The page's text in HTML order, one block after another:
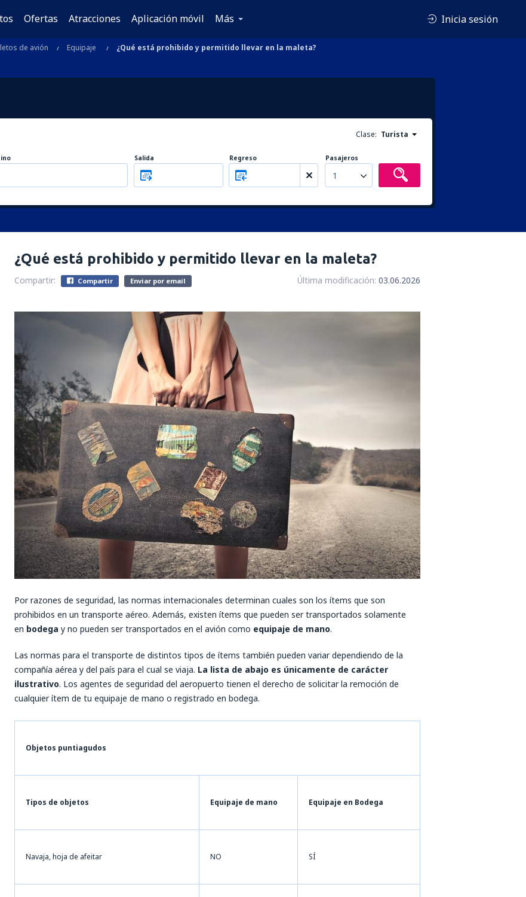
Ofertas Atracciones Aplicación móvil Más Inicia sesión
de avión Equipaje ¿Qué está prohibido y permitido llevar en la maleta?
Clase: Turista
Salida Regreso Pasajeros
1
¿Qué está prohibido y permitido llevar en la maleta?
Compartir: Compartir Enviar por email Última modificación: 03.06.2026
Por razones de seguridad, las normas internacionales determinan cuales son los ítems que son
prohibidos en un transporte aéreo. Además, existen ítems que pueden ser transportados solamente
en bodega y no pueden ser transportados en el avión como equipaje de mano.
Las normas para el transporte de distintos tipos de ítems también pueden variar dependiendo de la
compañía aérea y del país para el cual se viaja. La lista de abajo es únicamente de carácter
ilustrativo. Los agentes de seguridad del aeropuerto tienen el derecho de solicitar la remoción de
cualquier ítem de tu equipaje de mano o registrado en bodega.
Objetos puntiagudos
Tipos de objetos Equipaje de mano Equipaje en Bodega
Navaja, hoja de afeitar NO SÍ